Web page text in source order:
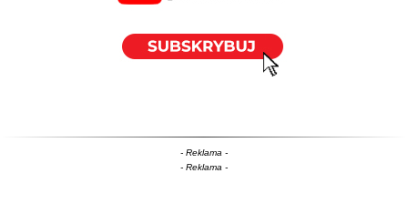
- Reklama -
- Reklama -